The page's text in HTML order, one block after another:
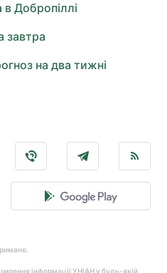
в Добропіллі
завтра
на два тижні
інформації УНІАН у будь-якій